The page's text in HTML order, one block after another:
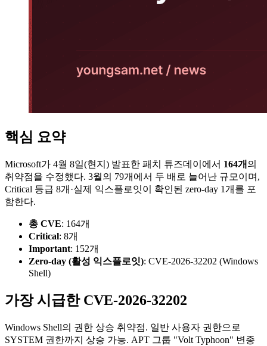
핵심 요약
Microsoft가 4월 8일(현지) 발표한 패치 튜즈데이에서 164개 의
취약점을 수정했다. 3월의 79개에서 두 배로 늘어난 규모이며,
Critical 등급 8개·실제 익스플로잇이 확인된 zero-day 1개를 포
함한다.
총 CVE: 164개
Critical: 8개
Important: 152개
Zero-day (활성 익스플로잇): CVE-2026-32202 (Windows
Shell)
가장 시급한 CVE-2026-32202
Windows Shell의 권한 상승 취약점. 일반 사용자 권한으로
SYSTEM 권한까지 상승 가능. APT 그룹 "Volt Typhoon" 변종